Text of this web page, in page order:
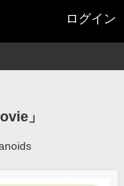
ログイン
」